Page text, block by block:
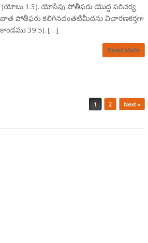
(యోబు 1:3). యోసేపు పోతీఫరు యొద్ద పరిచర్య
పోతీఫరు కలిగినదంతటిమీదను విచారణకర్తగా
39:5). […]
Read More
1 2 Next »